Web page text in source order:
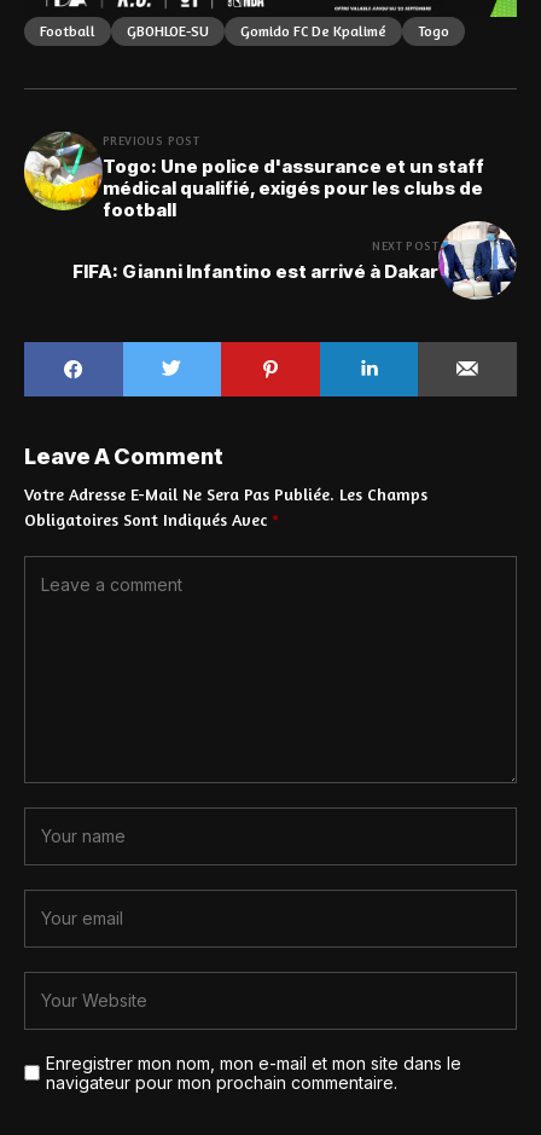
Football GBOHLOE-SU Gomido FC De Kpalimé Togo
PREVIOUS POST
Togo: Une police d'assurance et un staff
médical qualifié, exigés pour les clubs de
football
NEXT POST
FIFA: Gianni Infantino est arrivé à Dakar
Leave A Comment
Votre Adresse E-Mail Ne Sera Pas Publiée. Les Champs
Obligatoires Sont Indiqués Avec *
Enregistrer mon nom, mon e-mail et mon site dans le
navigateur pour mon prochain commentaire.